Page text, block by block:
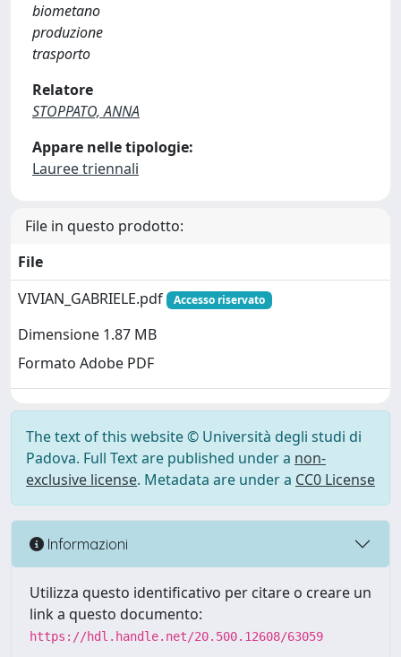
biometano
produzione
trasporto
Relatore
STOPPATO, ANNA
Appare nelle tipologie:
Lauree triennali
File in questo prodotto:
File
VIVIAN_GABRIELE.pdf
Accesso riservato
Dimensione 1.87 MB
Formato Adobe PDF
The text of this website © Università degli studi di
Padova. Full Text are published under a non-
exclusive license. Metadata are under a CC0 License
Informazioni
Utilizza questo identificativo per citare o creare un
link a questo documento:
https://hdl.handle.net/20.500.12608/63059